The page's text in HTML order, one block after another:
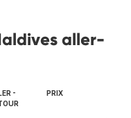
aller-
-
PRIX